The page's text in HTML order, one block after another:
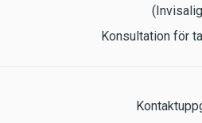
Konsultation för